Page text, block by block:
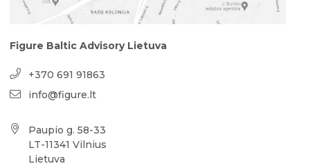
Figure Baltic Advisory Lietuva
+370 691 91863
info@figure.lt
Paupio g. 58-33
LT-11341 Vilnius
Lietuva